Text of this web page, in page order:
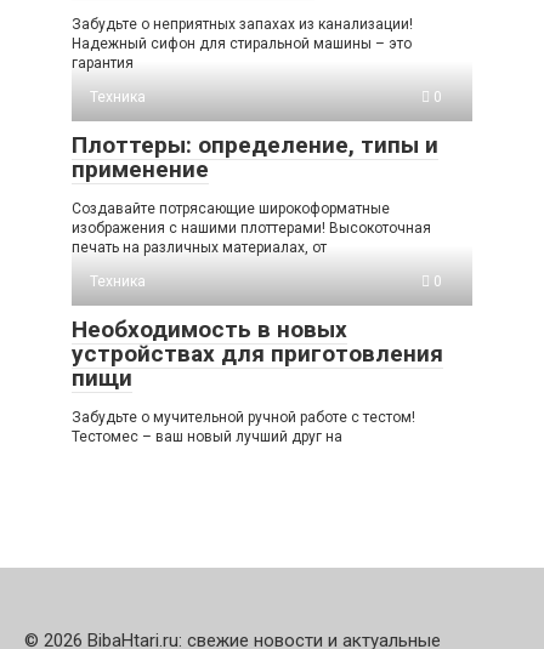
Забудьте о неприятных запахах из канализации!
Надежный сифон для стиральной машины – это
гарантия
Техника
0
Плоттеры: определение, типы и
применение
Создавайте потрясающие широкоформатные
изображения с нашими плоттерами! Высокоточная
печать на различных материалах, от
Техника
0
Необходимость в новых
устройствах для приготовления
пищи
Забудьте о мучительной ручной работе с тестом!
Тестомес – ваш новый лучший друг на
© 2026 BibaHtari.ru: свежие новости и актуальные